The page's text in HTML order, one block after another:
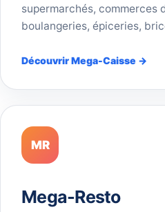
supermarchés, commerces
boulangeries, épiceries,
Découvrir Mega-Caisse →
MR
Mega-Resto